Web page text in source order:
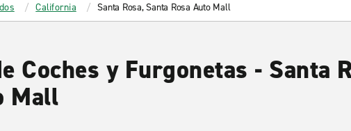
California Santa Rosa, Santa Rosa Auto Mall
Coches y Furgonetas - Santa
Mall